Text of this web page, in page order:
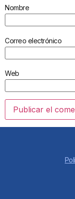
Nombre
Correo electrónico
Web